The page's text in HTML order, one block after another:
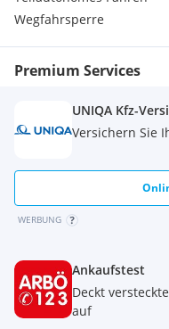
Wegfahrsperre
Premium Services
UNIQA Kfz-
Versichern Sie
WERBUNG
Ankaufstest
Deckt
auf